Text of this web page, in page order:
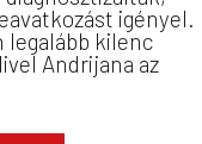
igényel.
legalább kilenc
Andrijana az